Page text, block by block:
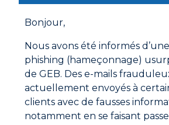
Avertissements
Déchirer un morceau de bande à
au travail souhaité.
Bonjour,
Nous avons été informés
phishing (hameçonnage)
de GEB. Des e-mails
actuellement envoyés à
clients avec de fausses
notamment en se faisant